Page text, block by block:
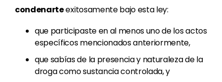
condenarteexitosamente bajo esta ley:
que participaste en al menos uno de los actos
específicos mencionados anteriormente,
que sabías de la presencia y naturaleza de la
droga como sustancia controlada, y